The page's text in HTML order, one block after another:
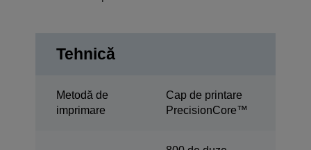
Tehnică
Metodă de
imprimare
Cap de printare
PrecisionCore™